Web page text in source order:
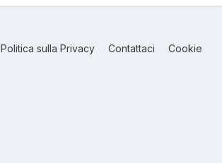
Politica sulla Privacy Contattaci Cookie